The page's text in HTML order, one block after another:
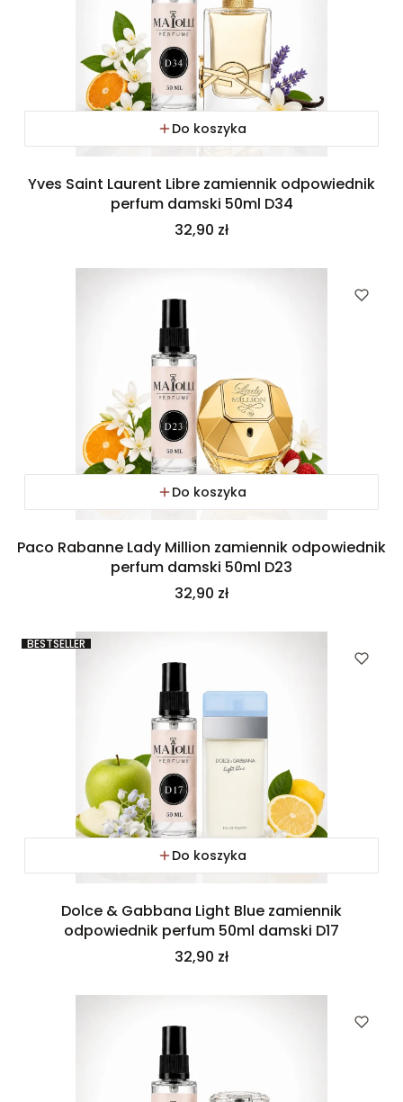
Do koszyka
Yves Saint Laurent Libre zamiennik odpowiednik
perfum damski 50ml D34
Cena
32,90 zł
Do koszyka
Paco Rabanne Lady Million zamiennik odpowiednik
perfum damski 50ml D23
Cena
32,90 zł
BESTSELLER
Do koszyka
Dolce & Gabbana Light Blue zamiennik
odpowiednik perfum 50ml damski D17
Cena
32,90 zł